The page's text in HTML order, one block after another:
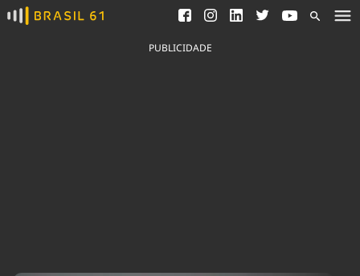
Ver todas as notícias
Saneamento
Indicadores
PUBLICIDADE